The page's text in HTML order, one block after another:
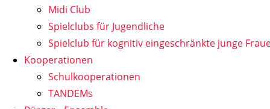
Midi Club
Spielclubs für Jugendliche
Spielclub für kognitiv eingeschränkte junge
Kooperationen
Schulkooperationen
TANDEMs